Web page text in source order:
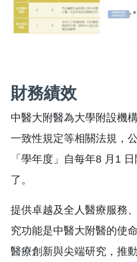
財務績效
中醫大附醫為大學附設機
一致性規定等相關法規，
「學年度」自每年8 月1
了。
提供卓越及全人醫療服務
究功能是中醫大附醫的使
醫療創新與尖端研究，推